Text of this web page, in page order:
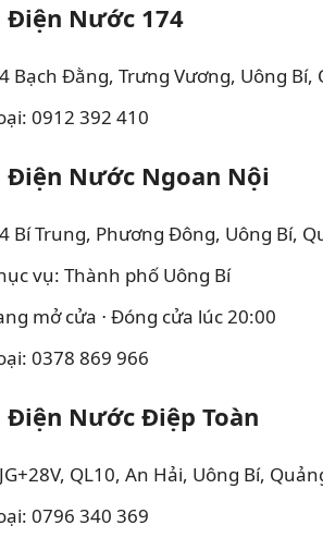
Điện Nước 174
Bạch Đằng, Trưng Vương, Uông Bí,
0912 392 410
Điện Nước Ngoan Nội
Bí Trung, Phương Đông, Uông Bí,
vụ: Thành phố Uông Bí
mở cửa ⋅ Đóng cửa lúc 20:00
0378 869 966
Điện Nước Điệp Toàn
QL10, An Hải, Uông Bí,
0796 340 369